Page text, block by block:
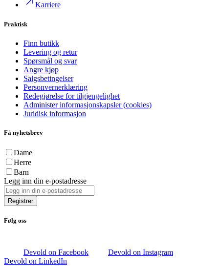
Karriere
Praktisk
Finn butikk
Levering og retur
Spørsmål og svar
Angre kjøp
Salgsbetingelser
Personvernerklæring
Redegjørelse for tilgjengelighet
Administer informasjonskapsler (cookies)
Juridisk informasjon
Få nyhetsbrev
Dame
Herre
Barn
Legg inn din e-postadresse
Registrer
Følg oss
Devold on Facebook
Devold on Instagram
Devold on LinkedIn